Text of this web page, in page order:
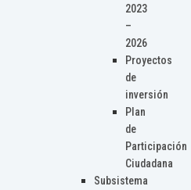
2023
–
2026
Proyectos
de
inversión
Plan
de
Participación
Ciudadana
Subsistema